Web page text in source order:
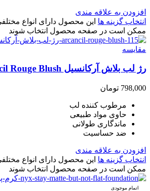
افزودن به علاقه مندی
انتخاب گزینه ها این محصول دارای انواع
ممکن است در صفحه محصول انتخاب شوند
مقایسه
رژ لب بلاش آرکانسیل Arcancil Rouge Blush
798,000 تومان
مرطوب کننده لب
حاوی مواد طبیعی
ماندگاری طولانی
ضد حساسیت
افزودن به علاقه مندی
انتخاب گزینه ها این محصول دارای انواع
ممکن است در صفحه محصول انتخاب شوند
اتمام موجودی